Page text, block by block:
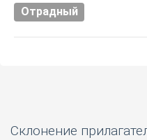
Отрадный
Склонение